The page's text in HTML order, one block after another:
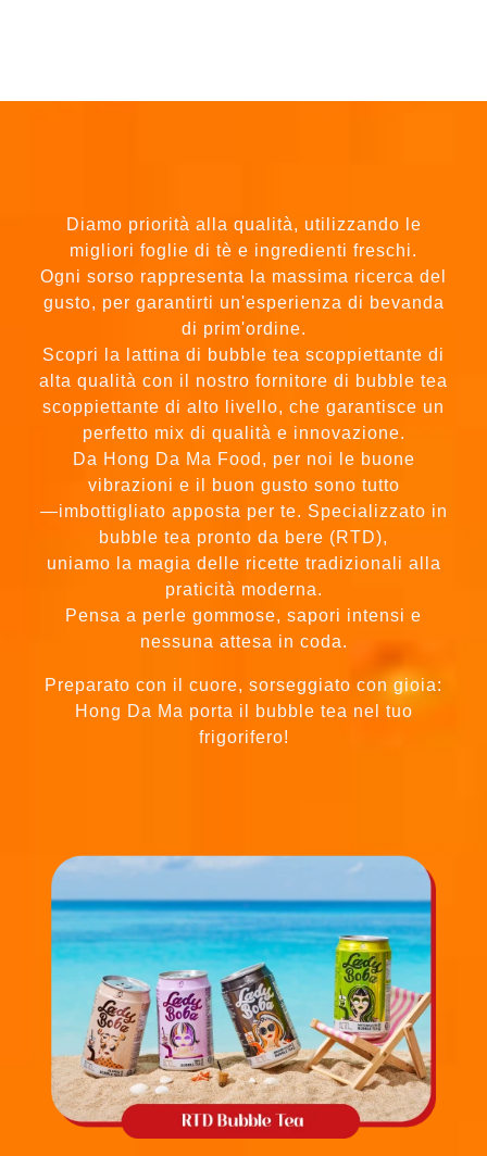
Ogni sorso rappresenta la massima ricerca del
gusto, per garantirti un'esperienza di bevanda
di prim'ordine.
Scopri la lattina di bubble tea scoppiettante di
alta qualità con il nostro fornitore di bubble tea
scoppiettante di alto livello, che garantisce un
perfetto mix di qualità e innovazione.
Da Hong Da Ma Food, per noi le buone
vibrazioni e il buon gusto sono tutto
—imbottigliato apposta per te. Specializzato in
bubble tea pronto da bere (RTD),
uniamo la magia delle ricette tradizionali alla
praticità moderna.
Pensa a perle gommose, sapori intensi e
nessuna attesa in coda.
Preparato con il cuore, sorseggiato con gioia:
Hong Da Ma porta il bubble tea nel tuo
frigorifero!